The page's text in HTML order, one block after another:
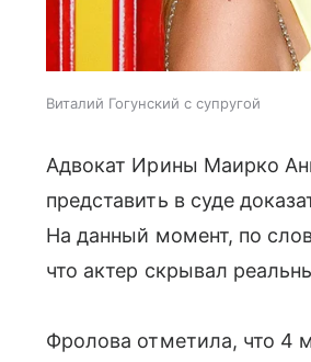
Виталий Гогунский с супругой
Адвокат Ирины Маирко
представить в суде
На данный момент, по
что актер скрывал
Фролова отметила, что 4